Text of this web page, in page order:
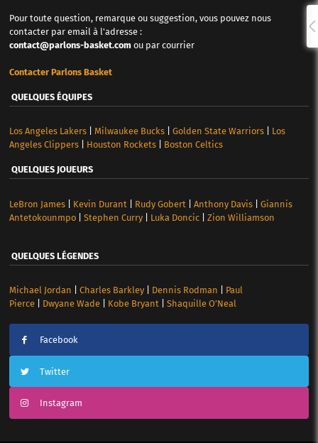
Pour toute question, remarque ou suggestion, vous pouvez nous
contacter par email à l'adresse :
contact@parlons-basket.com ou par courrier
Contacter Parlons Basket
QUELQUES ÉQUIPES
Los Angeles Lakers| Milwaukee Bucks| Golden State Warriors| Los
Angeles Clippers| Houston Rockets| Boston Celtics
QUELQUES JOUEURS
LeBron James| Kevin Durant Rudy Gobert Anthony Davis| Giannis
Antetokounmpo| Stephen Curry| Luka Doncic| Zion Williamson
QUELQUES LÉGENDES
Michael Jordan Charles Barkley| Dennis Rodman
Paul
Pierce| Dwyane Wade| Kobe Bryant| Shaquille O’Neal
Facebook
Twitter
Instagram